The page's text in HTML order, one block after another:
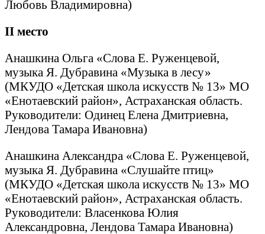
Любовь Владимировна)
II место
Анашкина Ольга «Слова Е. Руженцевой,
музыка Я. Дубравина «Музыка в лесу»
(МКУДО «Детская школа искусств № 13» МО
«Енотаевский район», Астраханская область.
Руководители: Одинец Елена Дмитриевна,
Лендова Тамара Ивановна)
Анашкина Александра «Слова Е. Руженцевой,
музыка Я. Дубравина «Слушайте птиц»
(МКУДО «Детская школа искусств № 13» МО
«Енотаевский район», Астраханская область.
Руководители: Власенкова Юлия
Александровна, Лендова Тамара Ивановна)